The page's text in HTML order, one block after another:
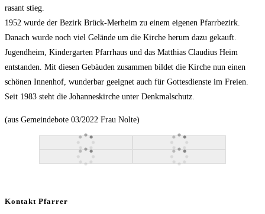
rasant stieg.
1952 wurde der Bezirk Brück-Merheim zu einem eigenen Pfarrbezirk.
Danach wurde noch viel Gelände um die Kirche herum dazu gekauft.
Jugendheim, Kindergarten Pfarrhaus und das Matthias Claudius Heim
entstanden. Mit diesen Gebäuden zusammen bildet die Kirche nun einen
schönen Innenhof, wunderbar geeignet auch für Gottesdienste im Freien.
Seit 1983 steht die Johanneskirche unter Denkmalschutz.
(aus Gemeindebote 03/2022 Frau Nolte)
Kontakt Pfarrer